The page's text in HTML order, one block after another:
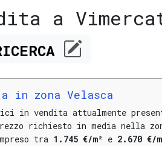
a
zona Velasca
in vendita attualmente
richiesto in media nella
tra 1.745 €/m² e 2.670 €/